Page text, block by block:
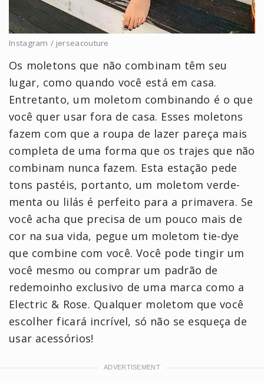
Instagram / jerseacouture
Os moletons que não combinam têm seu
lugar, como quando você está em casa.
Entretanto, um moletom combinando é o que
você quer usar fora de casa. Esses moletons
fazem com que a roupa de lazer pareça mais
completa de uma forma que os trajes que não
combinam nunca fazem. Esta estação pede
tons pastéis, portanto, um moletom verde-
menta ou lilás é perfeito para a primavera. Se
você acha que precisa de um pouco mais de
cor na sua vida, pegue um moletom tie-dye
que combine com você. Você pode tingir um
você mesmo ou comprar um padrão de
redemoinho exclusivo de uma marca como a
Electric & Rose. Qualquer moletom que você
escolher ficará incrível, só não se esqueça de
usar acessórios!